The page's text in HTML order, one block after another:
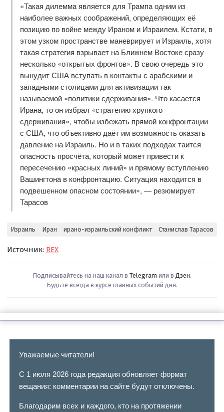
«Такая дилемма является для Трампа одним из
наиболее важных соображений, определяющих её
позицию по войне между Ираном и Израилем. Кстати, в
этом узком пространстве маневрирует и Израиль, хотя
такая стратегия взрывает на Ближнем Востоке сразу
несколько «открытых фронтов». В свою очередь это
вынудит США вступать в контакты с арабскими и
западными столицами для активизации так
называемой «политики сдерживания». Что касается
Ирана, то он избрал «стратегию хрупкого
сдерживания», чтобы избежать прямой конфронтации
с США, что объективно даёт им возможность оказать
давление на Израиль. Но и в таких подходах таится
опасность просчёта, который может привести к
пересечению «красных линий» и прямому вступлению
Вашингтона в конфронтацию. Ситуация находится в
подвешенном опасном состоянии», — резюмирует
Тарасов
Израиль Иран ирано-израильский конфликт Станислав Тарасов
Источник: REX
Подписывайтесь на наш канал в Telegram или в Дзен.
Будьте всегда в курсе главных событий дня.
Уважаемые читатели!
С 1 июля 2026 года редакция обновляет формат
вещания: комментарии на сайте будут отключены.
Благодарим всех и каждого, кто на протяжении